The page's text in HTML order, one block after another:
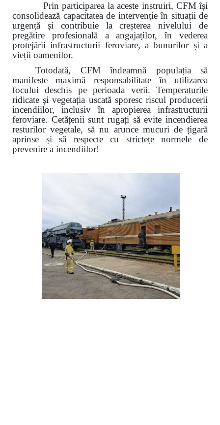
Prin participarea la aceste instruiri, CFM își
consolidează capacitatea de intervenție în situații de
urgență și contribuie la creșterea nivelului de
pregătire profesională a angajaților, în vederea
protejării infrastructurii feroviare, a bunurilor și a
vieții oamenilor.
Totodată, CFM îndeamnă populația să
manifeste maximă responsabilitate în utilizarea
focului deschis pe perioada verii. Temperaturile
ridicate și vegetația uscată sporesc riscul producerii
incendiilor, inclusiv în apropierea infrastructurii
feroviare. Cetățenii sunt rugați să evite incendierea
resturilor vegetale, să nu arunce mucuri de țigară
aprinse și să respecte cu strictețe normele de
prevenire a incendiilor!